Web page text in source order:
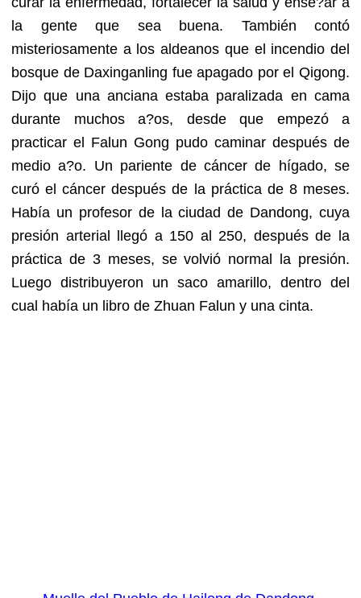
la gente que sea buena. También contó
misteriosamente a los aldeanos que el incendio del
bosque de Daxinganling fue apagado por el Qigong.
Dijo que una anciana estaba paralizada en cama
durante muchos a?os, desde que empezó a
practicar el Falun Gong pudo caminar después de
medio a?o. Un pariente de cáncer de hígado, se
curó el cáncer después de la práctica de 8 meses.
Había un profesor de la ciudad de Dandong, cuya
presión arterial llegó a 150 al 250, después de la
práctica de 3 meses, se volvió normal la presión.
Luego distribuyeron un saco amarillo, dentro del
cual había un libro de Zhuan Falun y una cinta.